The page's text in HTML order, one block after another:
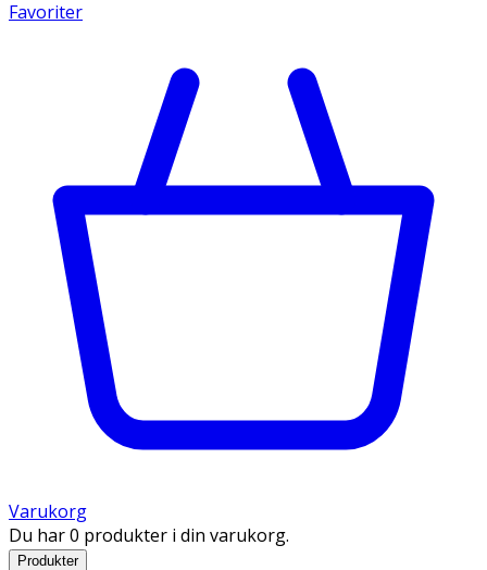
Favoriter
Varukorg
Du har 0 produkter i din varukorg.
Produkter